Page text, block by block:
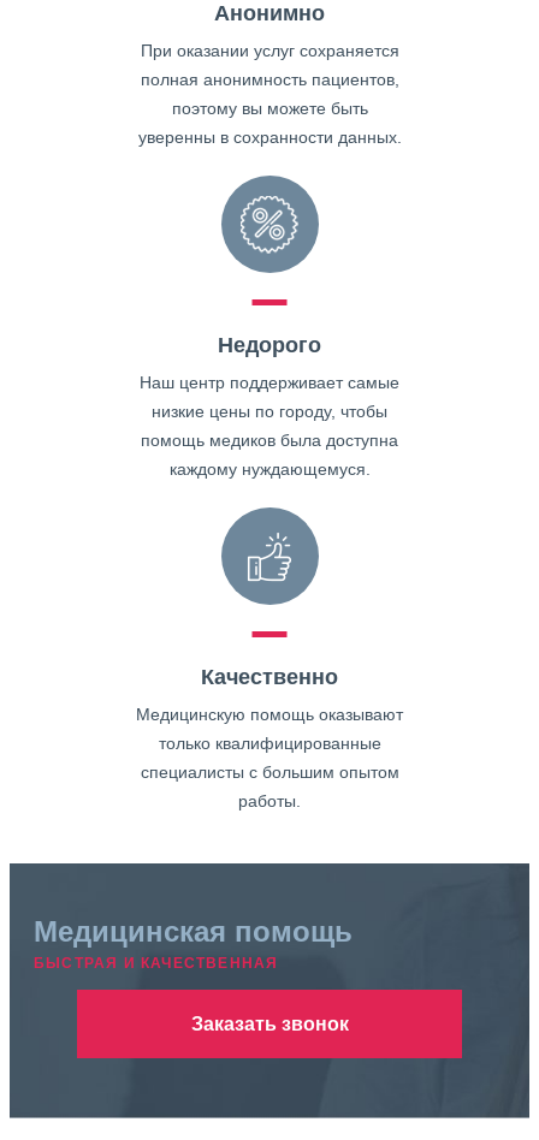
Анонимно
При оказании услуг сохраняется
полная анонимность пациентов,
поэтому вы можете быть
уверенны в сохранности данных.
Недорого
Наш центр поддерживает самые
низкие цены по городу, чтобы
помощь медиков была доступна
каждому нуждающемуся.
Качественно
Медицинскую помощь оказывают
только квалифицированные
специалисты с большим опытом
работы.
Медицинская помощь
БЫСТРАЯ И КАЧЕСТВЕННАЯ
Заказать звонок